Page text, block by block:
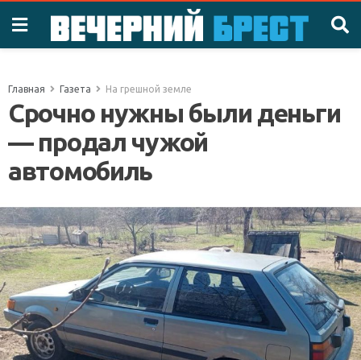
Главная Газета На грешной земле
Срочно нужны были деньги
— продал чужой
автомобиль